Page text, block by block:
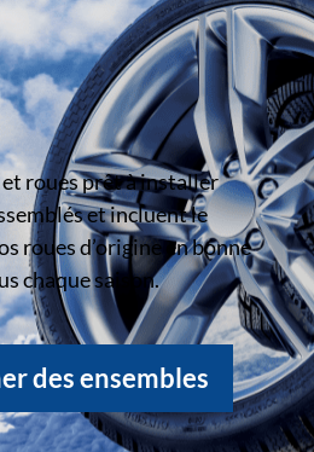
roues prêt à installer
et incluent le
roues d’origine en bonne
chaque saison.
des ensembles